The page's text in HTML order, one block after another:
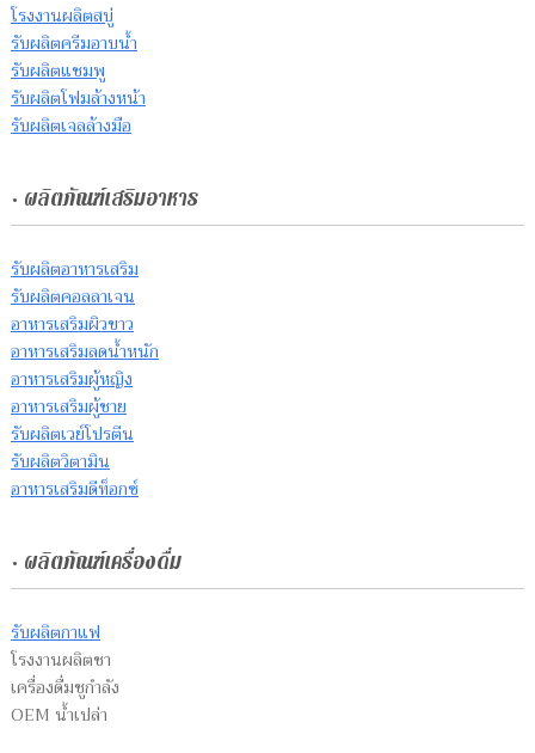
โรงงานผลิตสบู่
รับผลิตครีมอาบน้ำ
รับผลิตแชมพู
รับผลิตโฟมล้างหน้า
รับผลิตเจลล้างมือ
• ผลิตภัณฑ์เสริมอาหาร
รับผลิตอาหารเสริม
รับผลิตคอลลาเจน
อาหารเสริมผิวขาว
อาหารเสริมลดน้ำหนัก
อาหารเสริมผู้หญิง
อาหารเสริมผู้ชาย
รับผลิตเวย์โปรตีน
รับผลิตวิตามิน
อาหารเสริมดีท็อกซ์
• ผลิตภัณฑ์เครื่องดื่ม
รับผลิตกาแฟ
โรงงานผลิตชา
เครื่องดื่มชูกำลัง
OEM น้ำเปล่า